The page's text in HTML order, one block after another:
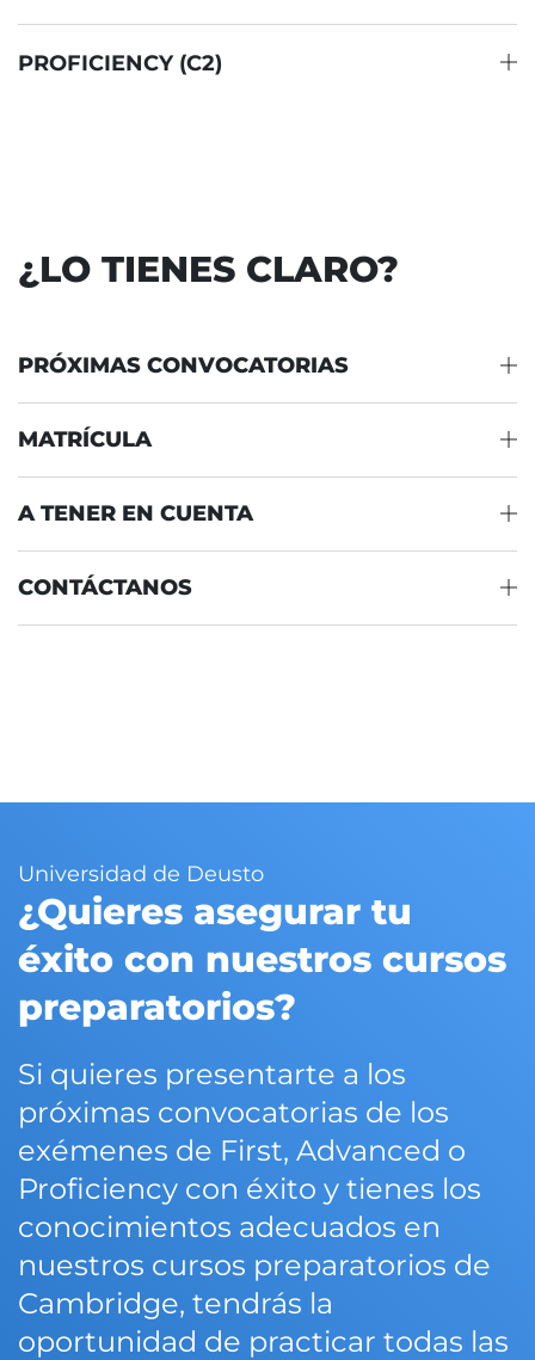
PROFICIENCY (C2)
¿LO TIENES CLARO?
PRÓXIMAS CONVOCATORIAS
MATRÍCULA
A TENER EN CUENTA
CONTÁCTANOS
Universidad de Deusto
¿Quieres asegurar tu
éxito con nuestros cursos
preparatorios?
Si quieres presentarte a los
próximas convocatorias de los
exémenes de First, Advanced o
Proficiency con éxito y tienes los
conocimientos adecuados en
nuestros cursos preparatorios de
Cambridge, tendrás la
oportunidad de practicar todas las